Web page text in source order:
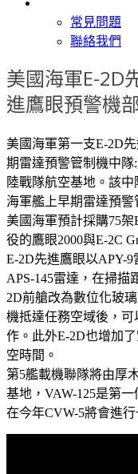
常見問題
聯絡我們
美國海軍E-2D
進鷹眼預警機
美國海軍第一支E-2D
期雷達預警管制機中隊
陸戰隊航空基地。該
海軍艦上早期雷達預警
美國海軍預計採購75
役的鷹眼2000與E-2C
E-2D先進鷹眼以APY-9
APS-145雷達，在掃描
2D前艙改為數位化玻
機抵達任務空域後，
作。此外E-2D也增加
空時間。
第5艦載機聯隊將由厚
基地，VAW-125是第
在今年CVW-5將會進